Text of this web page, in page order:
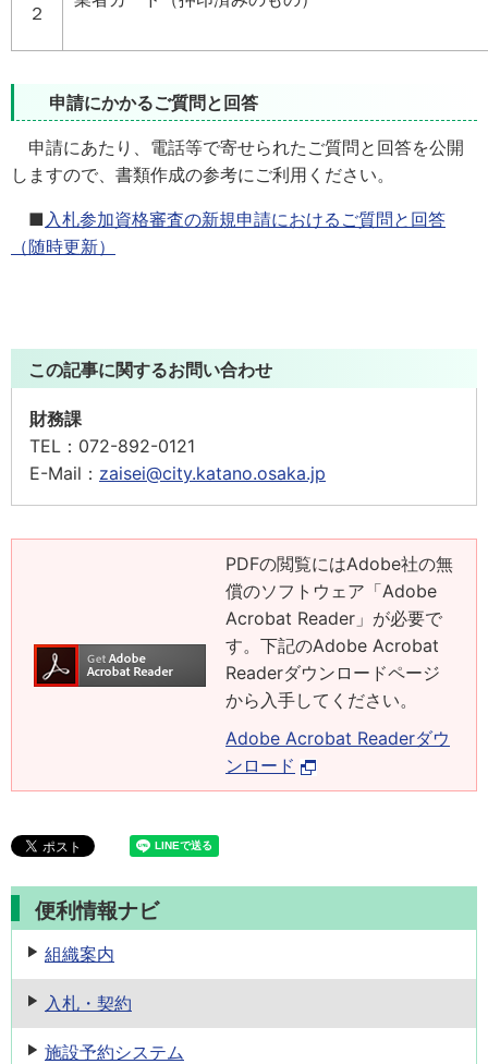
２
申請にかかるご質問と回答
申請にあたり、電話等で寄せられたご質問と回答を公開
しますので、書類作成の参考にご利用ください。
■ 入札参加資格審査の新規申請におけるご質問と回答
（随時更新）
この記事に関するお問い合わせ
財務課
TEL： 072-892-0121
E-Mail： zaisei@city.katano.osaka.jp
PDFの閲覧にはAdobe社の無
償のソフトウェア「Adobe
Acrobat Reader」が必要で
す。下記のAdobe Acrobat
Readerダウンロードページ
から入手してください。
Adobe Acrobat Readerダウ
ンロード
便利情報ナビ
組織案内
入札・契約
施設予約システム